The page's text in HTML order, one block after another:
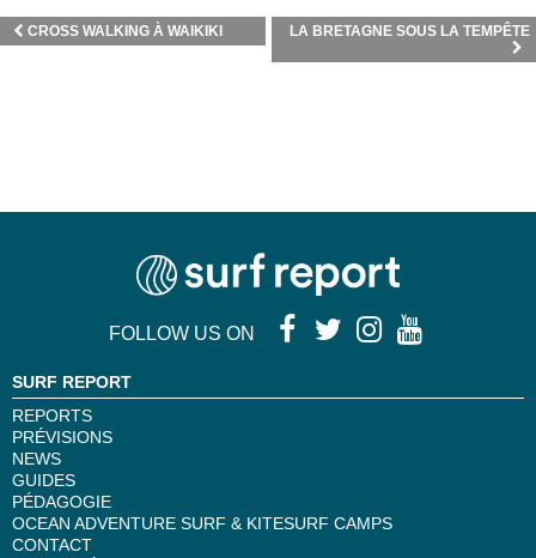
LA BRETAGNE SOUS LA TEMPÊTE
CROSS WALKING À WAIKIKI
FOLLOW US ON
SURF REPORT
REPORTS
PRÉVISIONS
NEWS
GUIDES
PÉDAGOGIE
OCEAN ADVENTURE SURF & KITESURF CAMPS
CONTACT